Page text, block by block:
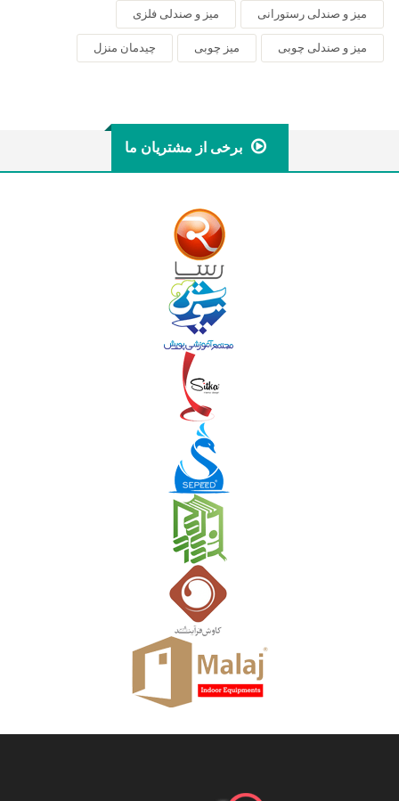
میز و صندلی رستورانی میز و صندلی فلزی
میز و صندلی چوبی میز چوبی چیدمان منزل
برخی از مشتریان ما